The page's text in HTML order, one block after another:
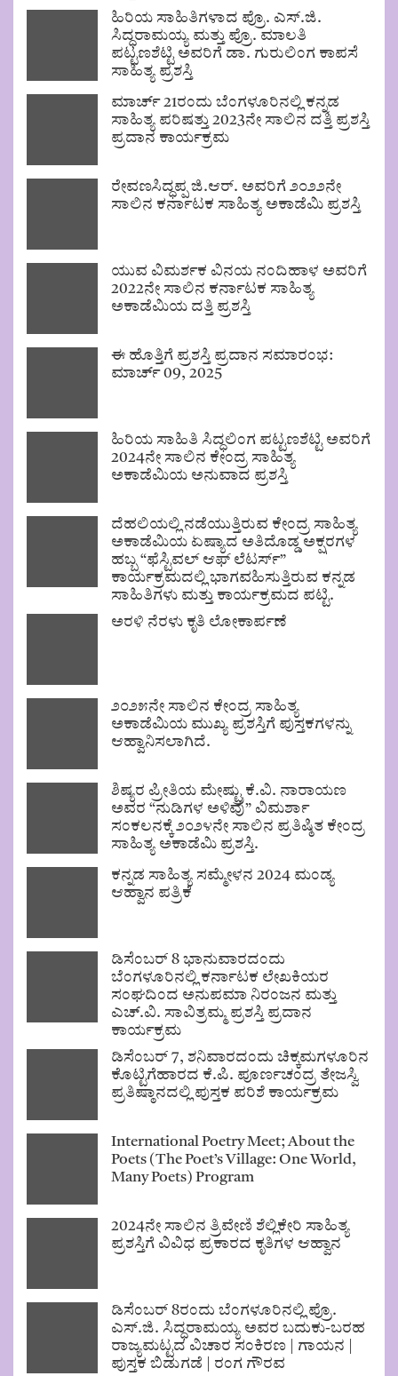
ಹಿರಿಯ ಸಾಹಿತಿಗಳಾದ ಪ್ರೊ. ಎಸ್.ಜಿ.
ಸಿದ್ಧರಾಮಯ್ಯ ಮತ್ತು ಪ್ರೊ. ಮಾಲತಿ
ಪಟ್ಟಣಶೆಟ್ಟಿ ಅವರಿಗೆ ಡಾ. ಗುರುಲಿಂಗ ಕಾಪಸೆ
ಸಾಹಿತ್ಯ ಪ್ರಶಸ್ತಿ
ಮಾರ್ಚ್ 21ರಂದು ಬೆಂಗಳೂರಿನಲ್ಲಿ ಕನ್ನಡ
ಸಾಹಿತ್ಯ ಪರಿಷತ್ತು 2023ನೇ ಸಾಲಿನ ದತ್ತಿ ಪ್ರಶಸ್ತಿ
ಪ್ರದಾನ ಕಾರ್ಯಕ್ರಮ
ರೇವಣಸಿದ್ಧಪ್ಪ ಜಿ.ಆರ್. ಅವರಿಗೆ ೨೦೨೨ನೇ
ಸಾಲಿನ ಕರ್ನಾಟಕ ಸಾಹಿತ್ಯ ಅಕಾಡೆಮಿ ಪ್ರಶಸ್ತಿ
ಯುವ ವಿಮರ್ಶಕ ವಿನಯ ನಂದಿಹಾಳ ಅವರಿಗೆ
2022ನೇ ಸಾಲಿನ ಕರ್ನಾಟಕ ಸಾಹಿತ್ಯ
ಅಕಾಡೆಮಿಯ ದತ್ತಿ ಪ್ರಶಸ್ತಿ
ಈ ಹೊತ್ತಿಗೆ ಪ್ರಶಸ್ತಿ ಪ್ರದಾನ ಸಮಾರಂಭ:
ಮಾರ್ಚ್ 09, 2025
ಹಿರಿಯ ಸಾಹಿತಿ ಸಿದ್ಧಲಿಂಗ ಪಟ್ಟಣಶೆಟ್ಟಿ ಅವರಿಗೆ
2024ನೇ ಸಾಲಿನ ಕೇಂದ್ರ ಸಾಹಿತ್ಯ
ಅಕಾಡೆಮಿಯ ಅನುವಾದ ಪ್ರಶಸ್ತಿ
ದೆಹಲಿಯಲ್ಲಿ ನಡೆಯುತ್ತಿರುವ ಕೇಂದ್ರ ಸಾಹಿತ್ಯ
ಅಕಾಡೆಮಿಯ ಏಷ್ಯಾದ ಅತಿದೊಡ್ಡ ಅಕ್ಷರಗಳ
ಹಬ್ಬ “ಫೆಸ್ಟಿವಲ್ ಆಫ್ ಲೆಟರ್ಸ್”
ಕಾರ್ಯಕ್ರಮದಲ್ಲಿ ಭಾಗವಹಿಸುತ್ತಿರುವ ಕನ್ನಡ
ಸಾಹಿತಿಗಳು ಮತ್ತು ಕಾರ್ಯಕ್ರಮದ ಪಟ್ಟಿ.
ಅರಳಿ ನೆರಳು ಕೃತಿ ಲೋಕಾರ್ಪಣೆ
೨೦೨೫ನೇ ಸಾಲಿನ ಕೇಂದ್ರ ಸಾಹಿತ್ಯ
ಅಕಾಡೆಮಿಯ ಮುಖ್ಯ ಪ್ರಶಸ್ತಿಗೆ ಪುಸ್ತಕಗಳನ್ನು
ಆಹ್ವಾನಿಸಲಾಗಿದೆ.
ಶಿಷ್ಯರ ಪ್ರೀತಿಯ ಮೇಷ್ಟ್ರು ಕೆ.ವಿ. ನಾರಾಯಣ
ಅವರ “ನುಡಿಗಳ ಅಳಿವು” ವಿಮರ್ಶಾ
ಸಂಕಲನಕ್ಕೆ ೨೦೨೪ನೇ ಸಾಲಿನ ಪ್ರತಿಷ್ಠಿತ ಕೇಂದ್ರ
ಸಾಹಿತ್ಯ ಅಕಾಡೆಮಿ ಪ್ರಶಸ್ತಿ.
ಕನ್ನಡ ಸಾಹಿತ್ಯ ಸಮ್ಮೇಳನ 2024 ಮಂಡ್ಯ
ಆಹ್ವಾನ ಪತ್ರಿಕೆ
ಡಿಸೆಂಬರ್ 8 ಭಾನುವಾರದಂದು
ಬೆಂಗಳೂರಿನಲ್ಲಿ ಕರ್ನಾಟಕ ಲೇಖಕಿಯರ
ಸಂಘದಿಂದ ಅನುಪಮಾ ನಿರಂಜನ ಮತ್ತು
ಎಚ್.ವಿ. ಸಾವಿತ್ರಮ್ಮ ಪ್ರಶಸ್ತಿ ಪ್ರದಾನ
ಕಾರ್ಯಕ್ರಮ
ಡಿಸೆಂಬರ್ 7, ಶನಿವಾರದಂದು ಚಿಕ್ಕಮಗಳೂರಿನ
ಕೊಟ್ಟಿಗೆಹಾರದ ಕೆ.ಪಿ. ಪೂರ್ಣಚಂದ್ರ ತೇಜಸ್ವಿ
ಪ್ರತಿಷ್ಠಾನದಲ್ಲಿ ಪುಸ್ತಕ ಪರಿಶೆ ಕಾರ್ಯಕ್ರಮ
International Poetry Meet; About the
Poets (The Poet’s Village: One World,
Many Poets) Program
2024ನೇ ಸಾಲಿನ ತ್ರಿವೇಣಿ ಶೆಲ್ಲಿಕೇರಿ ಸಾಹಿತ್ಯ
ಪ್ರಶಸ್ತಿಗೆ ವಿವಿಧ ಪ್ರಕಾರದ ಕೃತಿಗಳ ಆಹ್ವಾನ
ಡಿಸೆಂಬರ್ 8ರಂದು ಬೆಂಗಳೂರಿನಲ್ಲಿ ಪ್ರೊ.
ಎಸ್.ಜಿ. ಸಿದ್ಧರಾಮಯ್ಯ ಅವರ ಬದುಕು-ಬರಹ
ರಾಜ್ಯಮಟ್ಟದ ವಿಚಾರ ಸಂಕಿರಣ | ಗಾಯನ |
ಪುಸ್ತಕ ಬಿಡುಗಡೆ | ರಂಗ ಗೌರವ